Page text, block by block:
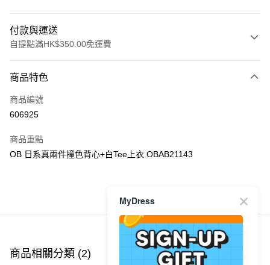
付款與運送
自提點滿HK$350.00免運費
信用卡
Apple Pay
PayMe
每筆HK$40.00，滿HK$350.00或以上免運費
付款後順豐站及營業點
商品特色
商品編號
606925
商品重點
OB 日系真兩件撞色背心+白Tee上衣 OBAB21143
商品推薦
商品相關分類 (2)
MyDress